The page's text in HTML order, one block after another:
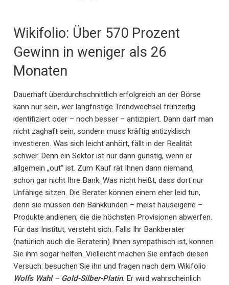
Wikifolio: Über 570 Prozent
Gewinn in weniger als 26
Monaten
Dauerhaft überdurchschnittlich erfolgreich an der Börse
kann nur sein, wer langfristige Trendwechsel frühzeitig
identifiziert oder – noch besser – antizipiert. Dann darf man
nicht zaghaft sein, sondern muss kräftig antizyklisch
investieren. Was sich leicht anhört, fällt in der Realität
schwer. Denn ein Sektor ist nur dann günstig, wenn er
allgemein „out“ ist. Zum Kauf rät Ihnen dann niemand,
schon gar nicht Ihre Bank. Was nicht heißt, dass dort nur
Unfähige sitzen. Die Berater können einem eher leid tun,
denn sie müssen den Bankkunden – meist hauseigene –
Produkte andienen, die die höchsten Provisionen abwerfen.
Für das Institut, versteht sich. Falls Ihr Bankberater
(natürlich auch die Beraterin) Ihnen sympathisch ist, können
Sie ihm sogar helfen. Vielleicht machen Sie einfach diesen
Versuch: besuchen Sie ihn und fragen nach dem Wikifolio
Wolfs Wahl – Gold-Silber-Platin. Er wird wahrscheinlich